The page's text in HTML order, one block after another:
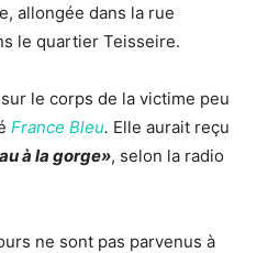
allongée dans la rue
le quartier Teisseire.
le corps de la victime peu
France Bleu. Elle aurait reçu
à la gorge», selon la radio
ne sont pas parvenus à